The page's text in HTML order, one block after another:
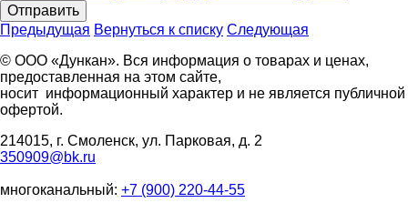
Отправить
Предыдущая Вернуться к списку Следующая
© ООО «Дункан». Вся информация о товарах и ценах,
предоставленная на этом сайте,
носит информационный характер и не является публичной
офертой.
214015, г. Смоленск, ул. Парковая, д. 2
350909@bk.ru
многоканальный: +7 (900) 220-44-55